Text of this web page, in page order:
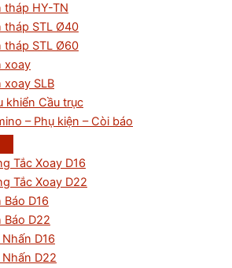
tháp HY-TN
tháp STL Ø40
tháp STL Ø60
xoay
xoay SLB
khiển Cầu trục
– Phụ kiện – Còi báo
Tắc Xoay D16
Tắc Xoay D22
Báo D16
Báo D22
D16
Nhấn D22